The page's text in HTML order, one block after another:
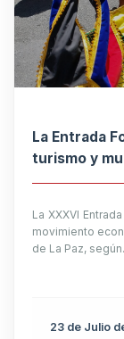
La Entrada
turismo y
La XXXVI
movimiento
de La Paz,
23 de Julio